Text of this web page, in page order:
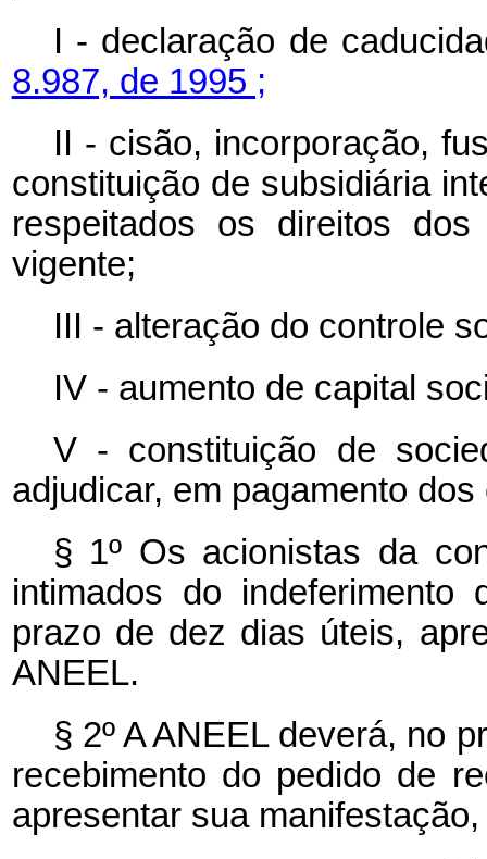
I - declaração de
8.987, de 1995 ;
II - cisão, incorporação,
constituição de subsidiária
respeitados os direitos
vigente;
III - alteração do controle
IV - aumento de capital
V - constituição de
adjudicar, em pagamento
§ 1º Os acionistas da
intimados do
prazo de dez dias úteis,
ANEEL.
§ 2º A ANEEL deverá, no
recebimento do pedido de
apresentar sua